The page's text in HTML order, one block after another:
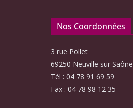
Nos Coordonnées
3 rue Pollet
69250 Neuville sur Saône
Tél : 04 78 91 69 59
Fax : 04 78 98 12 35